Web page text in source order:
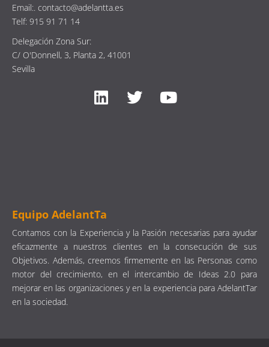
Email:. contacto@adelantta.es
Telf: 915 91 71 14
Delegación Zona Sur:
C/ O'Donnell, 3, Planta 2, 41001
Sevilla
Equipo AdelantTa
Contamos con la Experiencia y la Pasión necesarias para ayudar
eficazmente a nuestros clientes en la consecución de sus
Objetivos. Además, creemos firmemente en las Personas como
motor del crecimiento, en el intercambio de Ideas 2.0 para
mejorar en las organizaciones y en la experiencia para AdelantTar
en la sociedad.